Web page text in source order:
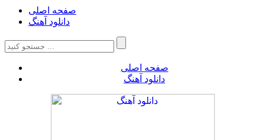
صفحه اصلی
دانلود آهنگ
صفحه اصلی
دانلود آهنگ